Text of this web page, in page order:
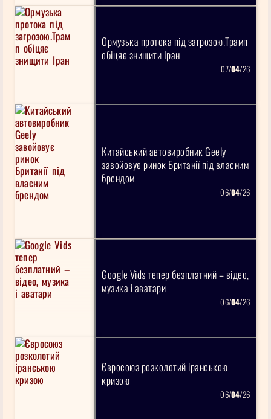
Ормузька протока під загрозою.Трамп
обіцяє знищити Іран
07/04/26
Китайський автовиробник Geely
завойовує ринок Британії під власним
брендом
06/04/26
Google Vids тепер безплатний – відео,
музика і аватари
06/04/26
Євросоюз розколотий іранською
кризою
06/04/26